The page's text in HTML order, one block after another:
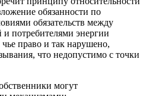
обязанности по
обязательств между
потребителями энергии
право и так нарушено,
что недопустимо с точки
могут